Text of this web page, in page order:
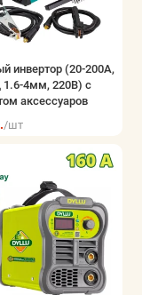
инвертор (20-200А,
1.6-4мм, 220В) с
аксессуаров
/шт